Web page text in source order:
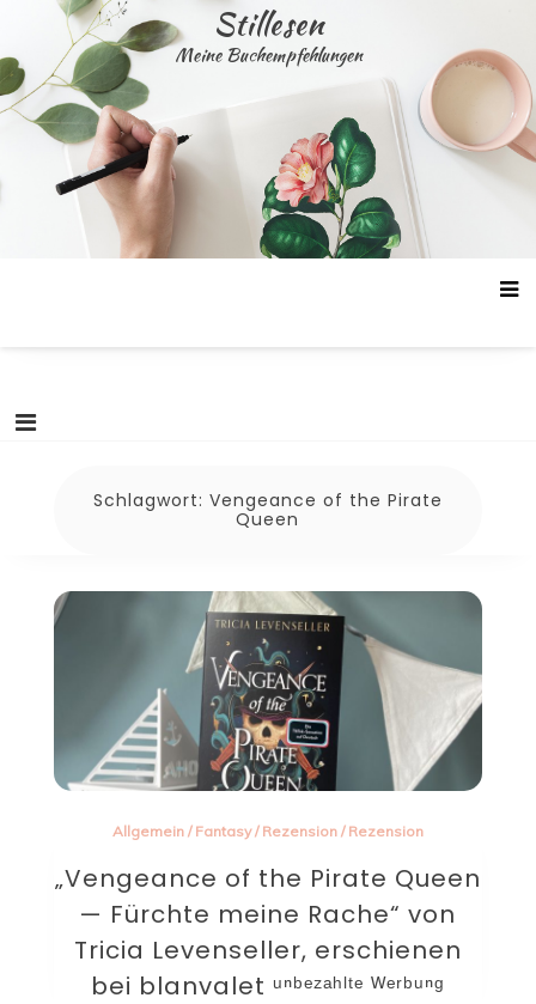
content
Stillesen
Meine Buchempfehlungen
Schlagwort: Vengeance of the Pirate
Queen
Allgemein/ Fantasy/ Rezension/ Rezension
„Vengeance of the Pirate Queen
— Fürchte meine Rache“ von
Tricia Levenseller, erschienen
bei blanvalet ᵘⁿᵇᵉᶻᵃʰˡᵗᵉ ᵂᵉʳᵇᵘⁿᵍ